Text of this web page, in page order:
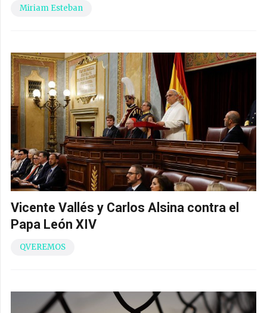
Miriam Esteban
Vicente Vallés y Carlos Alsina contra el
Papa León XIV
QVEREMOS